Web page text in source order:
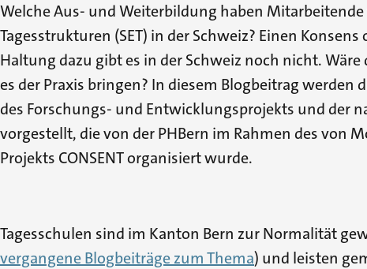
Welche Aus- und Weiterbildung haben
Tagesstrukturen (SET) in der Schweiz? Einen
Haltung dazu gibt es in der Schweiz noch nicht.
es der Praxis bringen? In diesem Blogbeitrag werden
des Forschungs- und Entwicklungsprojekts und der
vorgestellt, die von der PHBern im Rahmen des von
Projekts CONSENT organisiert wurde.
Tagesschulen sind im Kanton Bern zur Normalität
vergangene Blogbeiträge zum Thema) und leisten